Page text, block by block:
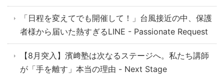
「日程を変えてでも開催して！」台風接近の中、保護
者様から届いた熱すぎるLINE - Passionate Request
【8月突入】濱﨑塾は次なるステージへ。私たち講師
が「手を離す」本当の理由 - Next Stage